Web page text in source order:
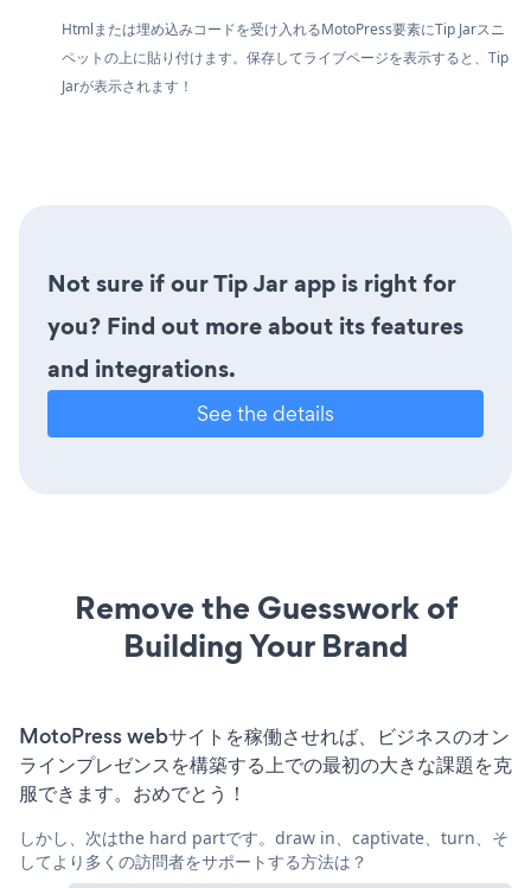
Htmlまたは埋め込みコードを受け入れるMotoPress要素にTip Jarスニ
ペットの上に貼り付けます。保存してライブページを表示すると、Tip
Jarが表示されます！
Not sure if our Tip Jar app is right for
you? Find out more about its features
and integrations.
See the details
Remove the Guesswork of
Building Your Brand
MotoPress webサイトを稼働させれば、ビジネスのオン
ラインプレゼンスを構築する上での最初の大きな課題を克
服できます。おめでとう！
しかし、次はthe hard partです。draw in、captivate、turn、そ
してより多くの訪問者をサポートする方法は？